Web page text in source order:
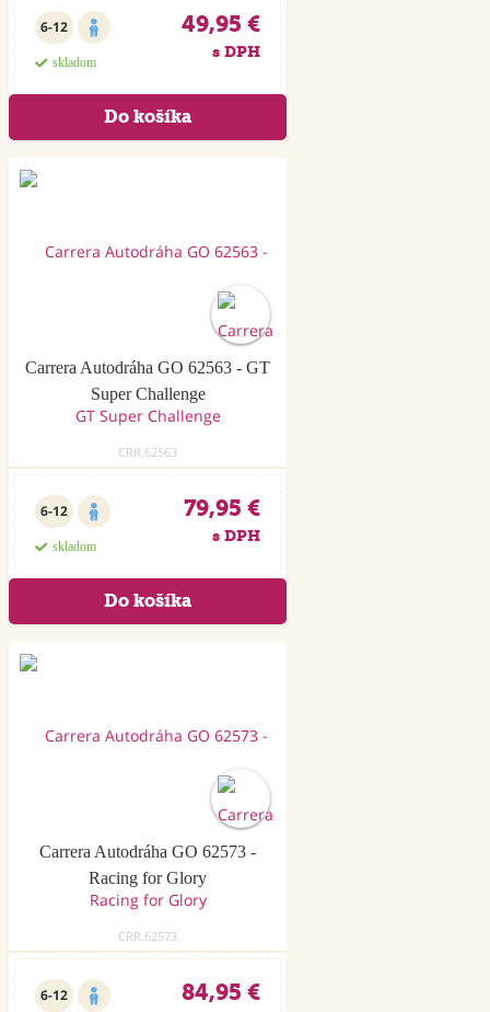
6-12
skladom
49,95 €
s DPH
Carrera Autodráha GO 62563 - GT
Super Challenge
CRR.62563
6-12
skladom
79,95 €
s DPH
Carrera Autodráha GO 62573 -
Racing for Glory
CRR.62573
6-12 84,95 €